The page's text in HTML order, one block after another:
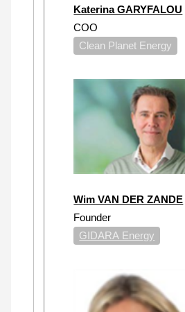
Katerina GARYFALOU
COO
Clean Planet Energy
Wim VAN DER ZANDE
Founder
GIDARA Energy